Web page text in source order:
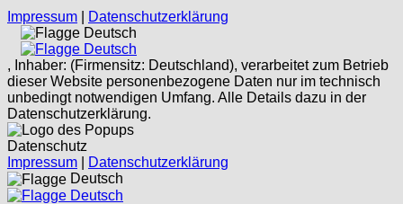
Impressum
Datenschutzerklärung
Deutsch
Deutsch
, Inhaber: (Firmensitz: Deutschland), verarbeitet zum Betrieb
dieser Website personenbezogene Daten nur im technisch
unbedingt notwendigen Umfang. Alle Details dazu in der
Datenschutzerklärung.
Datenschutz
Impressum
Datenschutzerklärung
Deutsch
Deutsch